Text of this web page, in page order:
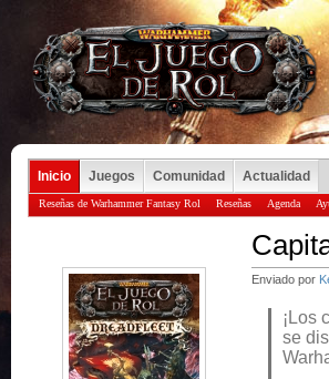
Inicio Juegos Comunidad Actualidad
Reseñas de Warhammer Fantasy Rol Reseñas Agenda
Enviado por
¡Los
se